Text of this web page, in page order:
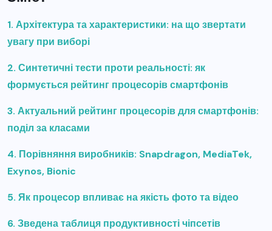
1. Архітектура та характеристики: на що звертати
увагу при виборі
2. Синтетичні тести проти реальності: як
формується рейтинг процесорів смартфонів
3. Актуальний рейтинг процесорів для смартфонів:
поділ за класами
4. Порівняння виробників: Snapdragon, MediaTek,
Exynos, Bionic
5. Як процесор впливає на якість фото та відео
6. Зведена таблиця продуктивності чіпсетів